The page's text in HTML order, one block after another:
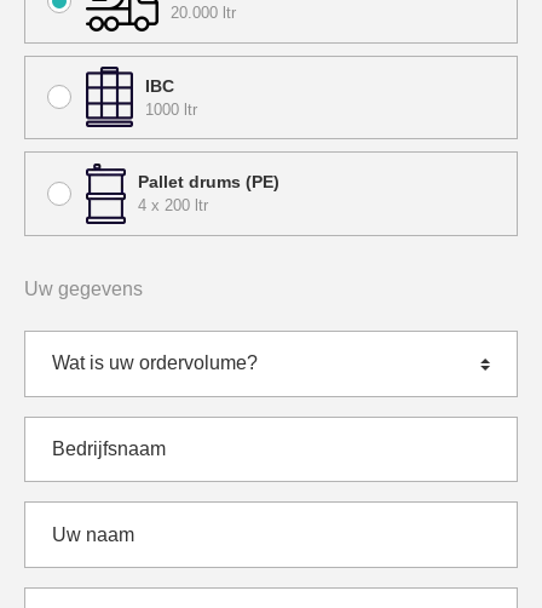
20.000 ltr
IBC
1000 ltr
Pallet drums (PE)
4 x 200 ltr
Uw gegevens